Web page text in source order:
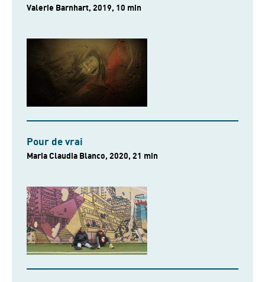
Valerie Barnhart, 2019, 10 min
Pour de vrai
Maria Claudia Blanco, 2020, 21 min